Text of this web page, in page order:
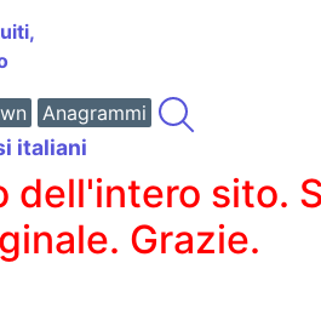
Anagrammi
italiani
dell'intero sito.
Grazie.